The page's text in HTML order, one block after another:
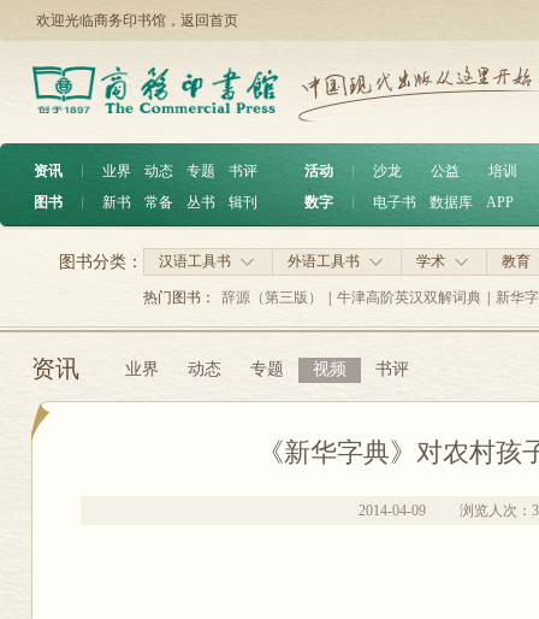
欢迎光临商务印书馆， 返回首页
资讯 ︱ 业界 动态 专题
书评
图书
︱ 新书 常备 丛书 辑刊
活动 沙龙 公益
培训
数字
电子书 数据库 APP
汉语工具书 外语工具书 学术 教育
图书分类：
热门图书： 辞源（第三版） 牛津高阶英汉双解词典 新华
资讯 业界 动态 专题 视频 书评
《新华字典》对农村孩
2014-04-09 浏览人次：